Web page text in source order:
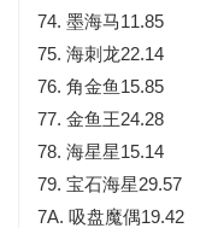
74. 墨海马11.85
75. 海刺龙22.14
76. 角金鱼15.85
77. 金鱼王24.28
78. 海星星15.14
79. 宝石海星29.57
7A. 吸盘魔偶19.42